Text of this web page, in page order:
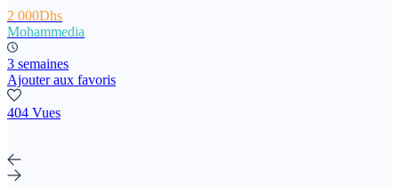
2 000Dhs
Mohammedia
3 semaines
Ajouter aux favoris
404 Vues